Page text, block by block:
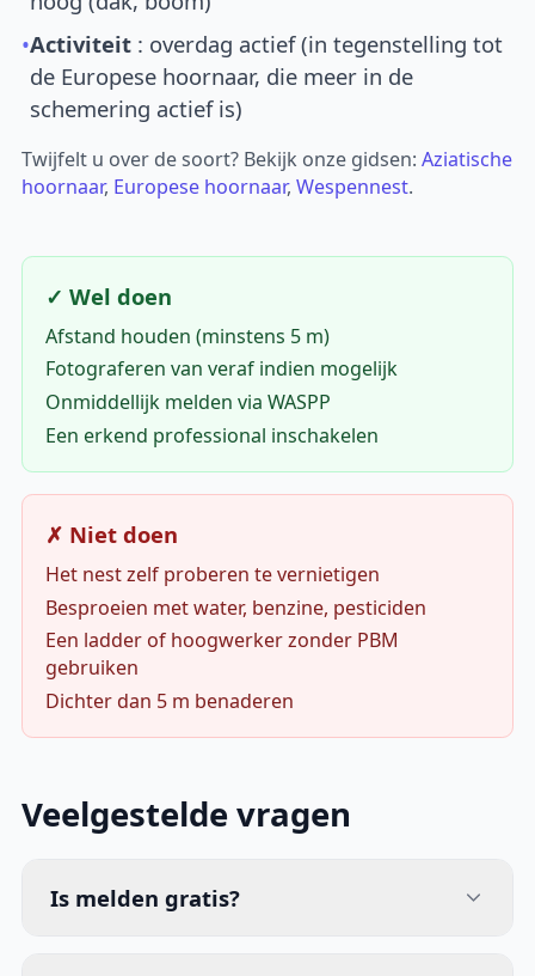
•Activiteit : overdag actief (in tegenstelling tot
de Europese hoornaar, die meer in de
schemering actief is)
Twijfelt u over de soort? Bekijk onze gidsen:Aziatische
hoornaar, Europese hoornaar,Wespennest.
✓ Wel doen
Afstand houden (minstens 5 m)
Fotograferen van veraf indien mogelijk
Onmiddellijk melden via WASPP
Een erkend professional inschakelen
✗ Niet doen
Het nest zelf proberen te vernietigen
Besproeien met water, benzine, pesticiden
Een ladder of hoogwerker zonder PBM
gebruiken
Dichter dan 5 m benaderen
Veelgestelde vragen
Is melden gratis?